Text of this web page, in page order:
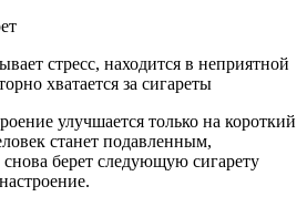
стресс, находится в неприятной
хватается за сигареты
улучшается только на короткий
станет подавленным,
берет следующую сигарету